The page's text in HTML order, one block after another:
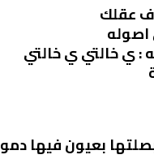
ف عقلك
اصوله
: ي خالتي ي خالتي
بعيون فيها